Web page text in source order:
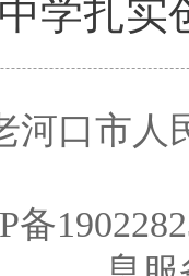
学扎实
河口市
备